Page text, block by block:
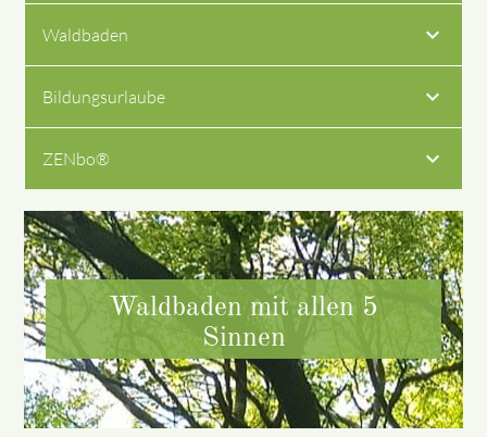
Waldbaden
Bildungsurlaube
ZENbo®
Waldbaden mit allen 5
Sinnen